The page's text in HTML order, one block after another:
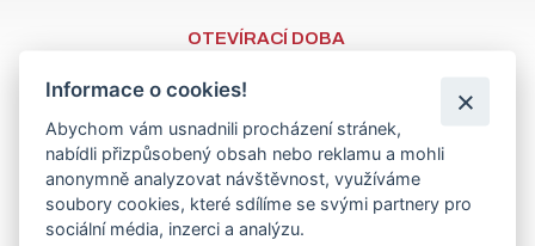
OTEVÍRACÍ DOBA
RYCHLÝ KONTAKT
dobes@dobes.eu
Informace o cookies!
Abychom vám usnadnili procházení stránek,
nabídli přizpůsobený obsah nebo reklamu a mohli
anonymně analyzovat návštěvnost, využíváme
soubory cookies, které sdílíme se svými partnery pro
sociální média, inzerci a analýzu.